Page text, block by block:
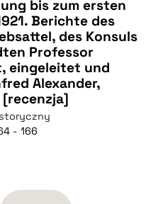
bis zum ersten
Berichte des
des Konsuls
Professor
eingeleitet und
Alexander,
[recenzja]
- 166